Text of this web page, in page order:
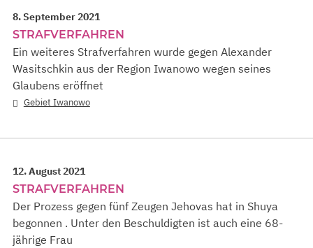
8. September 2021
STRAFVERFAHREN
Ein weiteres Strafverfahren wurde gegen Alexander
Wasitschkin aus der Region Iwanowo wegen seines
Glaubens eröffnet
Gebiet Iwanowo
12. August 2021
STRAFVERFAHREN
Der Prozess gegen fünf Zeugen Jehovas hat in Shuya
begonnen . Unter den Beschuldigten ist auch eine 68-
jährige Frau